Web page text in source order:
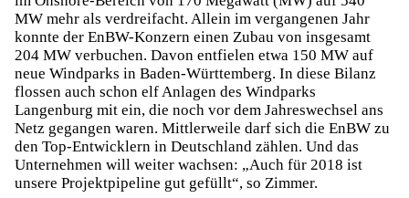
MW mehr als verdreifacht. Allein im vergangenen Jahr
konnte der EnBW-Konzern einen Zubau von insgesamt
204 MW verbuchen. Davon entfielen etwa 150 MW auf
neue Windparks in Baden-Württemberg. In diese Bilanz
flossen auch schon elf Anlagen des Windparks
Langenburg mit ein, die noch vor dem Jahreswechsel ans
Netz gegangen waren. Mittlerweile darf sich die EnBW zu
den Top-Entwicklern in Deutschland zählen. Und das
Unternehmen will weiter wachsen: „Auch für 2018 ist
unsere Projektpipeline gut gefüllt“, so Zimmer.